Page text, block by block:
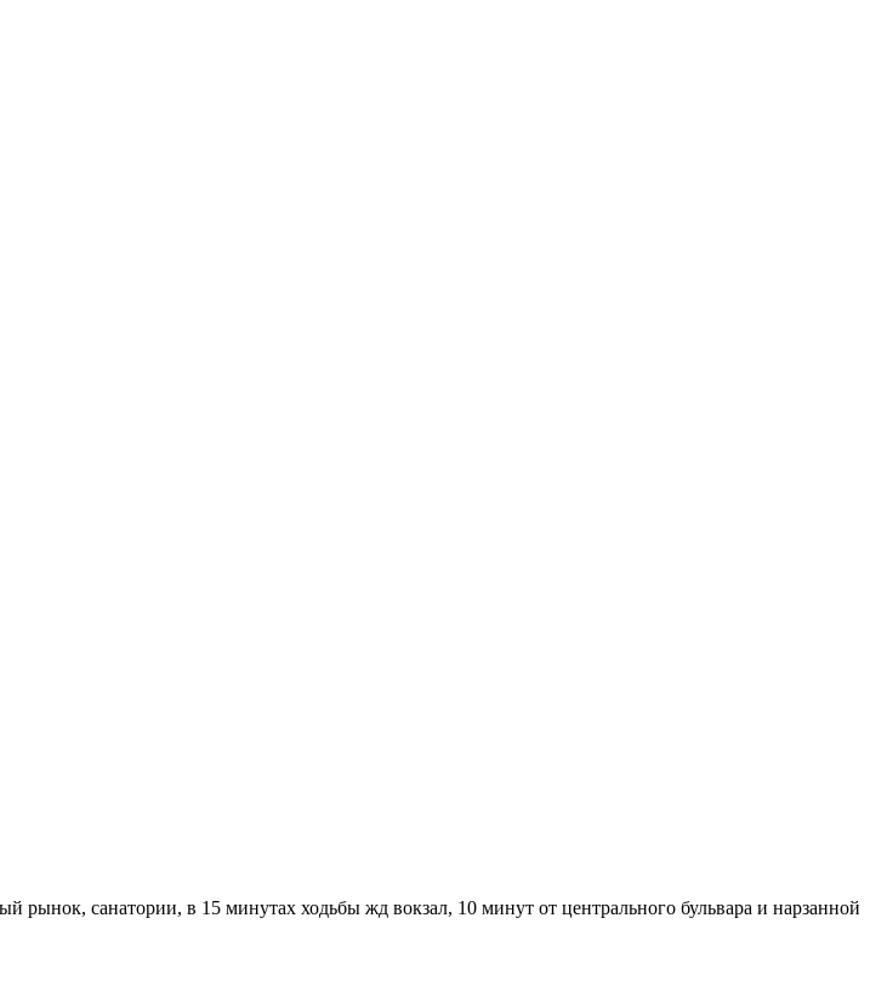
санатории, в 15 минутах ходьбы жд вокзал, 10 минут от центрального бульвара и нарзанной